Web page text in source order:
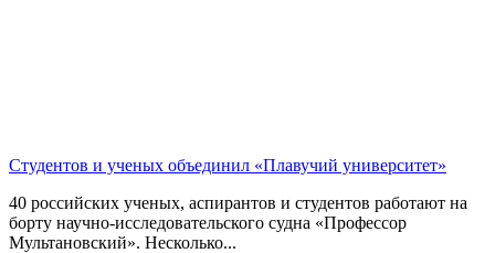
Студентов и ученых объединил «Плавучий университет»
40 российских ученых, аспирантов и студентов работают на
борту научно-исследовательского судна «Профессор
Мультановский». Несколько...